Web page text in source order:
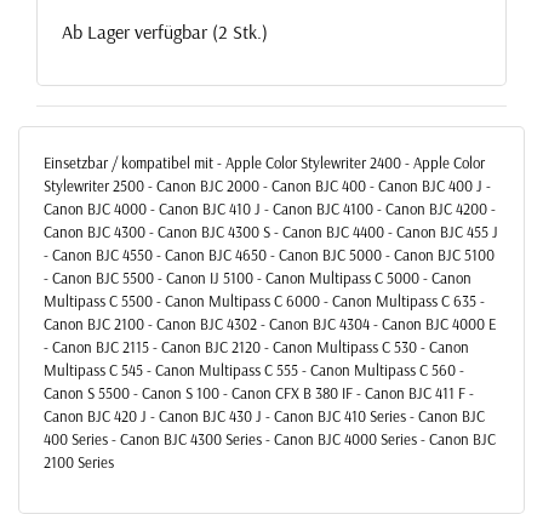
Ab Lager verfügbar (2 Stk.)
Einsetzbar / kompatibel mit - Apple Color Stylewriter 2400 - Apple Color
Stylewriter 2500 - Canon BJC 2000 - Canon BJC 400 - Canon BJC 400 J -
Canon BJC 4000 - Canon BJC 410 J - Canon BJC 4100 - Canon BJC 4200 -
Canon BJC 4300 - Canon BJC 4300 S - Canon BJC 4400 - Canon BJC 455 J
- Canon BJC 4550 - Canon BJC 4650 - Canon BJC 5000 - Canon BJC 5100
- Canon BJC 5500 - Canon IJ 5100 - Canon Multipass C 5000 - Canon
Multipass C 5500 - Canon Multipass C 6000 - Canon Multipass C 635 -
Canon BJC 2100 - Canon BJC 4302 - Canon BJC 4304 - Canon BJC 4000 E
- Canon BJC 2115 - Canon BJC 2120 - Canon Multipass C 530 - Canon
Multipass C 545 - Canon Multipass C 555 - Canon Multipass C 560 -
Canon S 5500 - Canon S 100 - Canon CFX B 380 IF - Canon BJC 411 F -
Canon BJC 420 J - Canon BJC 430 J - Canon BJC 410 Series - Canon BJC
400 Series - Canon BJC 4300 Series - Canon BJC 4000 Series - Canon BJC
2100 Series